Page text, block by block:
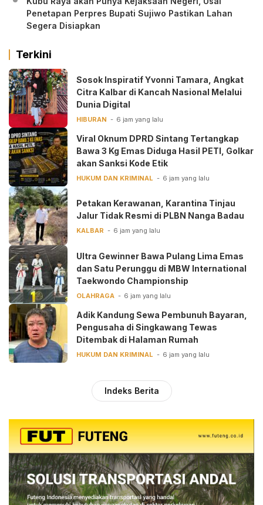
Penetapan Perpres Bupati Sujiwo Pastikan Lahan
Segera Disiapkan
Terkini
‎Sosok Inspiratif Yvonni Tamara, Angkat
Citra Kalbar di Kancah Nasional Melalui
Dunia Digital ‎
HIBURAN 6 jam yang lalu
Viral Oknum DPRD Sintang Tertangkap
Bawa 3 Kg Emas Diduga Hasil PETI, Golkar
akan Sanksi Kode Etik
HUKUM DAN KRIMINAL 6 jam yang lalu
Petakan Kerawanan, Karantina Tinjau
Jalur Tidak Resmi di PLBN Nanga Badau
KALBAR 6 jam yang lalu
Ultra Gewinner Bawa Pulang Lima Emas
dan Satu Perunggu di MBW International
Taekwondo Championship
OLAHRAGA 6 jam yang lalu
Adik Kandung Sewa Pembunuh Bayaran,
Pengusaha di Singkawang Tewas
Ditembak di Halaman Rumah
HUKUM DAN KRIMINAL 6 jam yang lalu
Indeks Berita